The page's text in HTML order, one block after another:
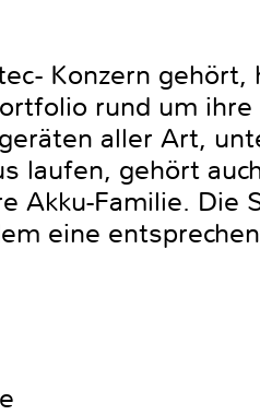
Konzern
rund um ihre
aller Art,
laufen, gehört
Akku-Familie. Die
eine